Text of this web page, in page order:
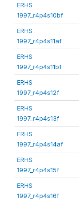
ERHS
1997_r4p4s10bf
ERHS
1997_r4p4s11af
ERHS
1997_r4p4s11bf
ERHS
1997_r4p4s12f
ERHS
1997_r4p4s13f
ERHS
1997_r4p4s14af
ERHS
1997_r4p4s15f
ERHS
1997_r4p4s16f